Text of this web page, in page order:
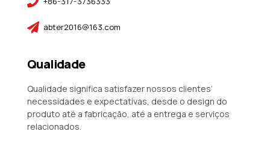
abter2016@163.com
Qualidade
Qualidade significa satisfazer nossos clientes’
necessidades e expectativas, desde o design do
produto até a fabricação, até a entrega e serviços
relacionados.